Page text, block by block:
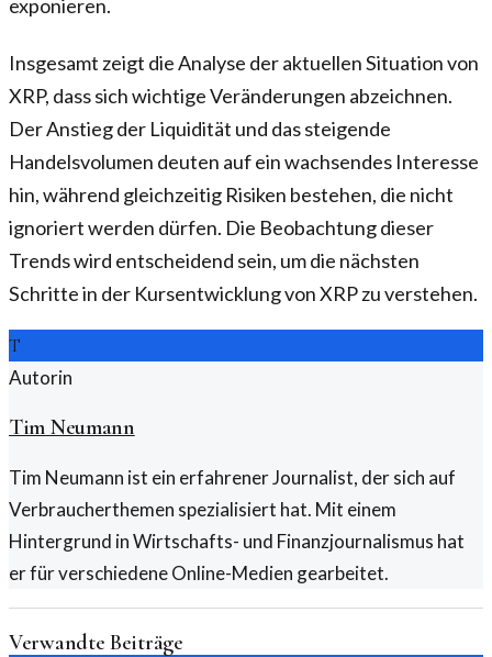
exponieren.
Insgesamt zeigt die Analyse der aktuellen Situation von
XRP, dass sich wichtige Veränderungen abzeichnen.
Der Anstieg der Liquidität und das steigende
Handelsvolumen deuten auf ein wachsendes Interesse
hin, während gleichzeitig Risiken bestehen, die nicht
ignoriert werden dürfen. Die Beobachtung dieser
Trends wird entscheidend sein, um die nächsten
Schritte in der Kursentwicklung von XRP zu verstehen.
T
Autorin
Tim Neumann
Tim Neumann ist ein erfahrener Journalist, der sich auf
Verbraucherthemen spezialisiert hat. Mit einem
Hintergrund in Wirtschafts- und Finanzjournalismus hat
er für verschiedene Online-Medien gearbeitet.
Verwandte Beiträge